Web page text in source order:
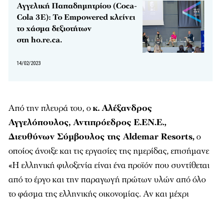
Αγγελική Παπαδημητρίου (Coca-
Cola 3Ε): Το Empowered κλείνει
το χάσμα δεξιοτήτων
στη ho.re.ca.
14/02/2023
Από την πλευρά του, οκ.Αλέξανδρος
Αγγελόπουλος, Αντιπρόεδρος Ε.ΕΝ.Ε.,
Διευθύνων Σύμβουλος της Aldemar Resorts,ο
οποίος άνοιξε και τις εργασίες της ημερίδας, επισήμανε
«Η ελληνική φιλοξενία είναι ένα προϊόν που συντίθεται
από το έργο και την παραγωγή πρώτων υλών από όλο
το φάσμα της ελληνικής οικονομίας. Αν και μέχρι